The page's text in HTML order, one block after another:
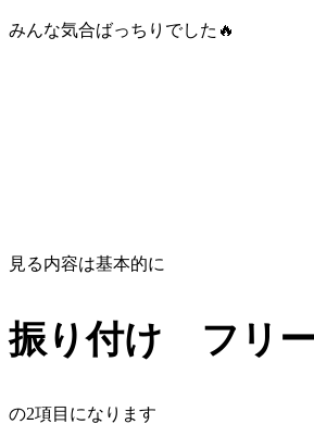
みんな気合ばっちりでした🔥
見る内容は基本的に
振り付け フリ
の2項目になります